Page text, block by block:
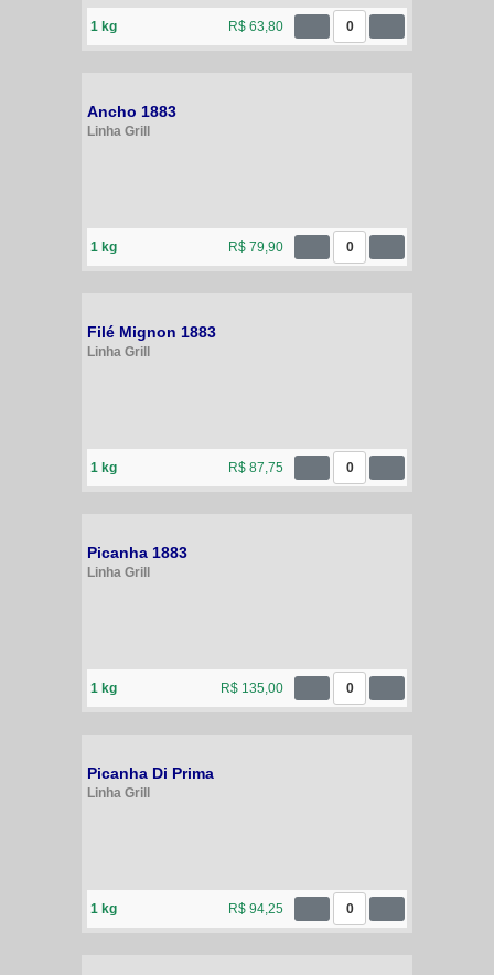
1 kg R$ 63,80 0
Ancho 1883
Linha Grill
1 kg R$ 79,90 0
Filé Mignon 1883
Linha Grill
1 kg R$ 87,75 0
Picanha 1883
Linha Grill
1 kg R$ 135,00 0
Picanha Di Prima
Linha Grill
1 kg R$ 94,25 0